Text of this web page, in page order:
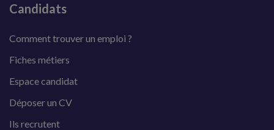
Candidats
Comment trouver un emploi ?
Fiches métiers
Espace candidat
Déposer un CV
Ils recrutent